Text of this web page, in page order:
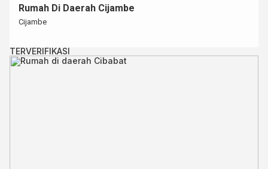
Rumah Di Daerah Cijambe
Cijambe
TERVERIFIKASI